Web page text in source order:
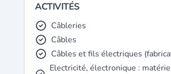
ACTIVITÉS
Câbleries
Câbles
Câbles et fils électriques
Electricité, électronique :